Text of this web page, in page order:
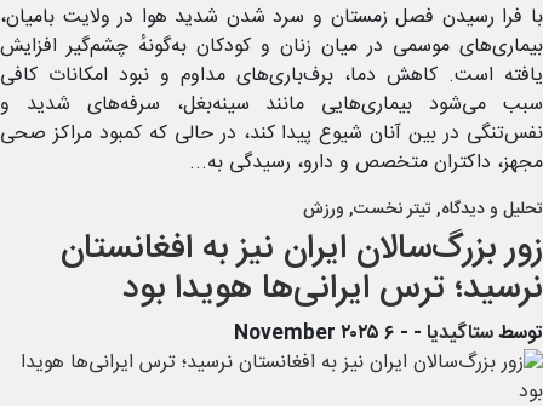
با فرا رسیدن فصل زمستان و سرد شدن شدید هوا در ولایت بامیان،
بیماری‌های موسمی در میان زنان و کودکان به‌گونهٔ چشم‌گیر افزایش
یافته است. کاهش دما، برف‌باری‌های مداوم و نبود امکانات کافی
سبب می‌شود بیماری‌هایی مانند سینه‌بغل، سرفه‌های شدید و
نفس‌تنگی در بین آنان شیوع پیدا کند، در حالی که کمبود مراکز صحی
مجهز، داکتران متخصص و دارو، رسیدگی به...
تحلیل و دیدگاه, تیتر نخست, ورزش
زور بزرگ‌سالان ایران نیز به افغانستان
نرسید؛ ترس ایرانی‌ها هویدا بود
توسطستاگیدیا- - ۶ November ۲۰۲۵